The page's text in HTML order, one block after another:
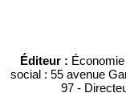
Éditeur :
social : 55 avenue
97 -